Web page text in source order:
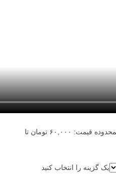
محدوده قیمت: ۶۰,۰۰۰ تومان تا
یک گزینه را انتخاب کنید